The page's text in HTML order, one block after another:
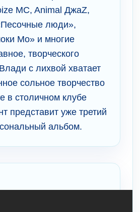
MC, Animal ДжаZ,
люди»,
Мо» и многие
творческого
с лихвой хватает
сольное творчество
в столичном клубе
представит уже третий
альбом.